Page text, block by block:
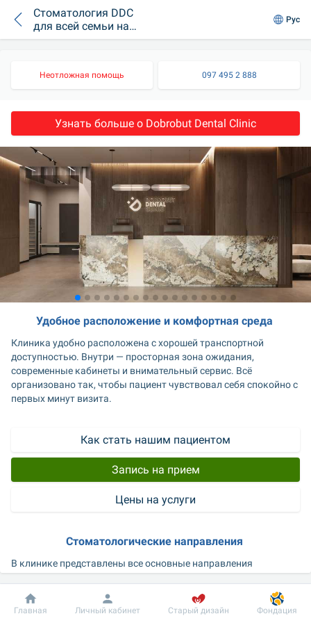
Стоматология DDC
для всей семьи на
пр. Воздушных Сил
Рус
Неотложная помощь 097 495 2 888
Узнать больше о Dobrobut Dental Clinic
Удобное расположение и комфортная среда
Клиника удобно расположена с хорошей транспортной
доступностью. Внутри — просторная зона ожидания,
современные кабинеты и внимательный сервис. Всё
организовано так, чтобы пациент чувствовал себя спокойно с
первых минут визита.
Как стать нашим пациентом
Запись на прием
Цены на услуги
Стоматологические направления
В клинике представлены все основные направления
терапевтическая стоматология
детская стоматология
Добробут Информация Пациенту
Главная Личный кабинет Старый дизайн Фондация